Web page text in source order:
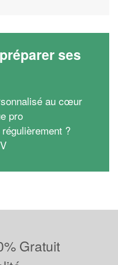
ses
au cœur
pro
?
Gratuit